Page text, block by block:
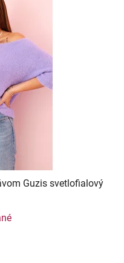
Guzis svetlofialový